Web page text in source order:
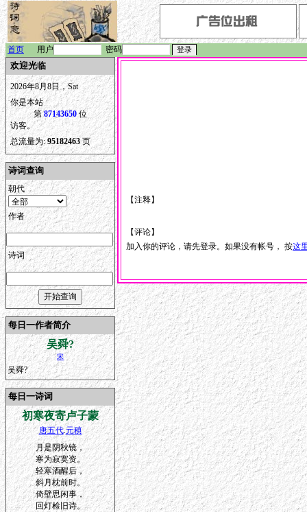
首页 用户 密码
欢迎光临
2026年8月8日，Sat
你是本站
第87143650位
访客。
总流量为:95182463 页
诗词查询
朝代
作者
诗词
每日一作者简介
吴舜?
宋
吴舜?
每日一诗词
初寒夜寄卢子蒙
唐五代.元稹
月是阴秋镜，
寒为寂寞资。
轻寒酒醒后，
斜月枕前时。
倚壁思闲事，
回灯检旧诗。
【注释】
【评论】
加入你的评论，请先登录。如果没有帐号， 按这